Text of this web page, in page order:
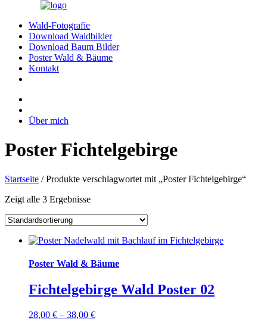
Wald-Fotografie
Download Waldbilder
Download Baum Bilder
Poster Wald & Bäume
Kontakt
Über mich
Poster Fichtelgebirge
Startseite / Produkte verschlagwortet mit „Poster Fichtelgebirge“
Zeigt alle 3 Ergebnisse
Poster Wald & Bäume
Fichtelgebirge Wald Poster 02
28,00 € – 38,00 €